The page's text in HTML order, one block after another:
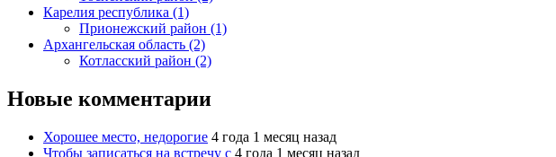
Карелия республика (1)
Прионежский район (1)
Архангельская область (2)
Котласский район (2)
Новые комментарии
Хорошее место, недорогие 4 года 1 месяц назад
Чтобы записаться на встречу с 4 года 1 месяц назад